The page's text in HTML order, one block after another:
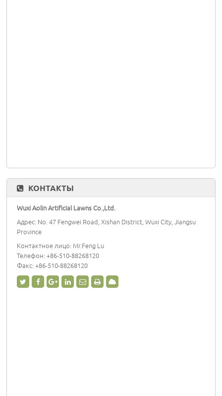
КОНТАКТЫ
Wuxi Aolin Artificial Lawns Co.,Ltd.
Адрес: No. 47 Fengwei Road, Xishan District, Wuxi City, Jiangsu
Province
Контактное лицо: Mr.Feng Lu
Телефон:+86-510-88268120
Факс: +86-510-88268120